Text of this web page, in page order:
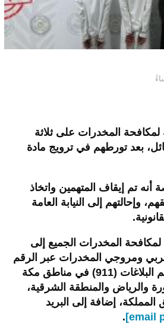
لمكافحة المخدرات على ثلاثة
بعد تورطهم في ترويج مادة
تم إيقاف المتهمين واتخاذ
وإحالتهم إلى النيابة العامة
.
لمكافحة المخدرات الجميع إلى
ومروجي المخدرات عبر الرقم
(995)، أو من خلال رقم البلاغات (911) في مناطق مكة
والرياض والمنطقة الشرقية،
المملكة، إضافة إلى البريد
.